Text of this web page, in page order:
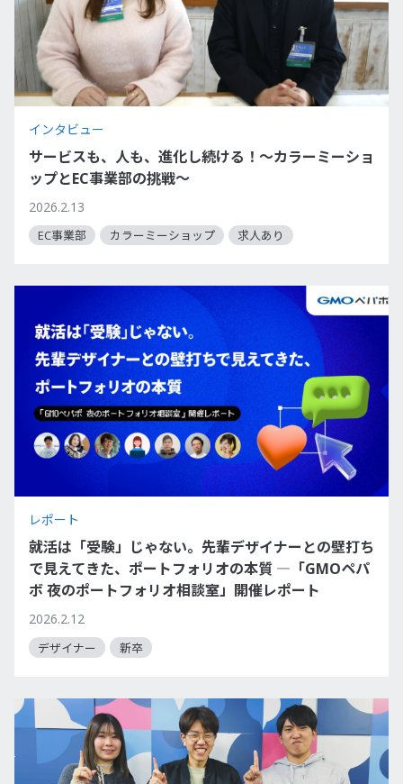
インタビュー
サービスも、人も、進化し続ける！～カラーミーショ
ップとEC事業部の挑戦～
2026.2.13
EC事業部 カラーミーショップ 求人あり
レポート
就活は「受験」じゃない。先輩デザイナーとの壁打ち
で見えてきた、ポートフォリオの本質 ―「GMOペパ
ボ 夜のポートフォリオ相談室」開催レポート
2026.2.12
デザイナー 新卒